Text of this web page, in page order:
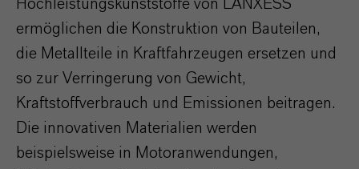
Hochleistungskunststoffe von LANXESS
ermöglichen die Konstruktion von Bauteilen,
die Metallteile in Kraftfahrzeugen ersetzen und
so zur Verringerung von Gewicht,
Kraftstoffverbrauch und Emissionen beitragen.
Die innovativen Materialien werden
beispielsweise in Motoranwendungen,